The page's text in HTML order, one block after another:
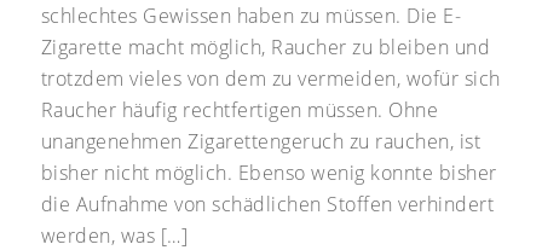
schlechtes Gewissen haben zu müssen. Die E-
Zigarette macht möglich, Raucher zu bleiben und
trotzdem vieles von dem zu vermeiden, wofür sich
Raucher häufig rechtfertigen müssen. Ohne
unangenehmen Zigarettengeruch zu rauchen, ist
bisher nicht möglich. Ebenso wenig konnte bisher
die Aufnahme von schädlichen Stoffen verhindert
werden, was […]